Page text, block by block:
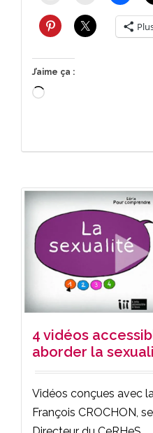
J’aime ça :
Chargement…
4 vidéos
aborder la
Vidéos conçues avec
François CROCHON,